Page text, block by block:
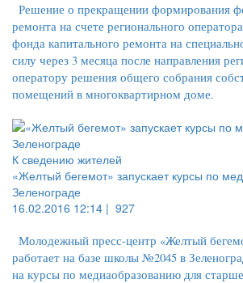
Решение о прекращении формирования
ремонта на счете регионального
фонда капитального ремонта на
силу через 3 месяца после направления
оператору решения общего собрания
помещений в многоквартирном доме.
К сведению жителей
«Желтый бегемот» запускает курсы по
Зеленограде
16.02.2016 12:14 | 927
Молодежный пресс-центр «Желтый
работает на базе школы №2045 в
на курсы по медиаобразованию для